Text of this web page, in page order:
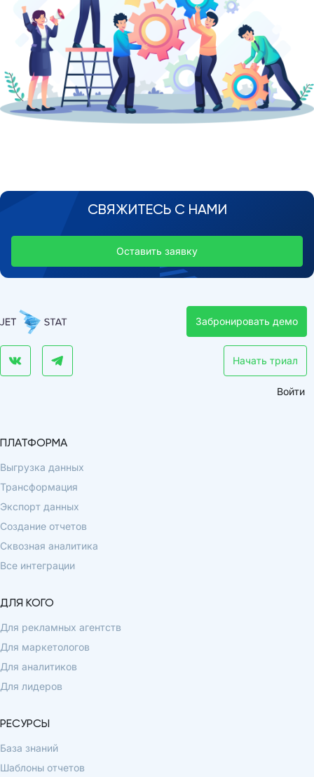
СВЯЖИТЕСЬ С НАМИ
Оставить заявку
Забронировать демо
Начать триал
Войти
ПЛАТФОРМА
Выгрузка данных
Трансформация
Экспорт данных
Создание отчетов
Сквозная аналитика
Все интеграции
ДЛЯ КОГО
Для рекламных агентств
Для маркетологов
Для аналитиков
Для лидеров
РЕСУРСЫ
База знаний
Шаблоны отчетов